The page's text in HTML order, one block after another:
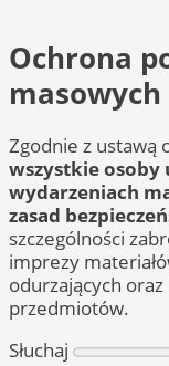
Ochrona
masowych
Zgodnie z ustawą
wszystkie osoby
wydarzeniach
zasad
szczególności
imprezy
odurzających
przedmiotów.
Słuchaj